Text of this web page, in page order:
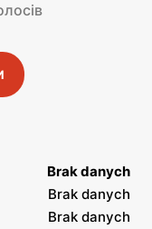
Brak danych
Brak danych
Brak danych